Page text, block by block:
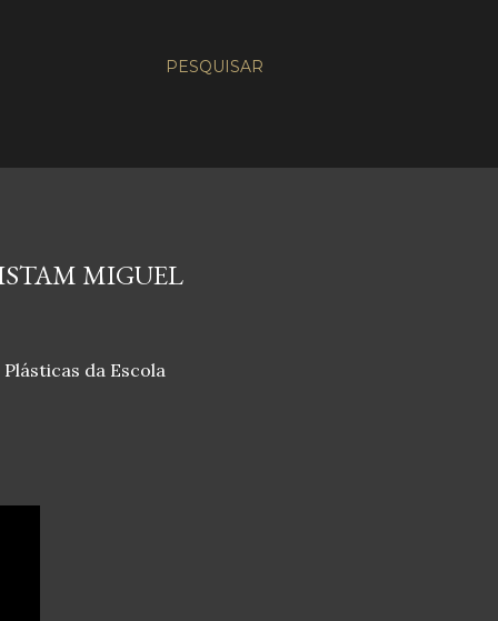
PESQUISAR
MIGUEL
da Escola